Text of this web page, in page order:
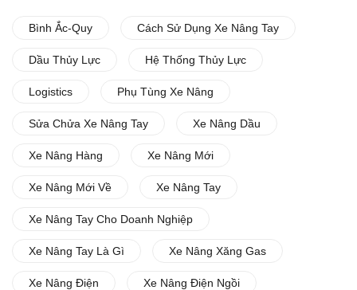
Bình Ắc-Quy Cách Sử Dụng Xe Nâng Tay
Dầu Thủy Lực Hệ Thống Thủy Lực
Logistics Phụ Tùng Xe Nâng
Sửa Chửa Xe Nâng Tay Xe Nâng Dầu
Xe Nâng Hàng Xe Nâng Mới
Xe Nâng Mới Về Xe Nâng Tay
Xe Nâng Tay Cho Doanh Nghiệp
Xe Nâng Tay Là Gì Xe Nâng Xăng Gas
Xe Nâng Điện Xe Nâng Điện Ngồi